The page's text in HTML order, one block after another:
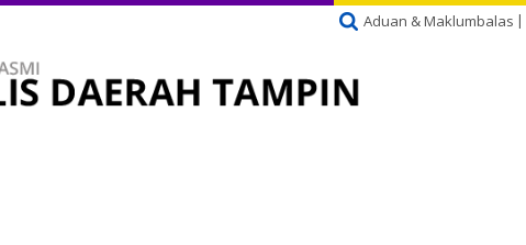
Aduan & Maklumbalas